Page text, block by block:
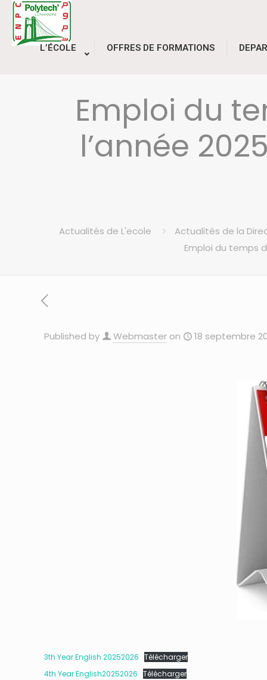
L’ÉCOLE OFFRES DE FORMATIONS
Emploi du
l’année
Actualités de L'ecole
Actualités de la
Emploi du temps
Published by Webmaster on 18 septembre
3th Year English 20252026 Télécharger
4th Year English20252026 Télécharger